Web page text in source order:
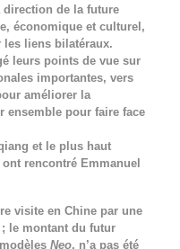
de la future
économique et culturel,
les liens bilatéraux.
leurs points de vue sur
importantes, vers
améliorer la
ensemble pour faire face
et le plus haut
rencontré Emmanuel
visite en Chine par une
le montant du futur
Neo, n’a pas été